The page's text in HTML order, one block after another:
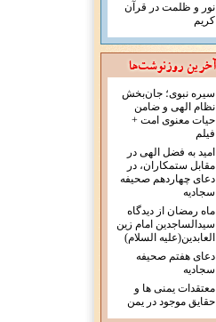
نور و ظلمت در قرآن
کریم
سیره نبوی؛ جان‌بخش
نظام الهی و ضامن
حیات معنوی امت +
فیلم
امید به فضل الهی در
مقابل ستمکاران، در
دعای چهاردهم صحیفه
سجادیه
ماه رمضان از دیدگاه
سیدالساجدین امام زین
العابدین(علیه السلام)
دعای هفتم صحیفه
سجادیه
معتقدات يمنی ها و
حقايق موجود در يمن